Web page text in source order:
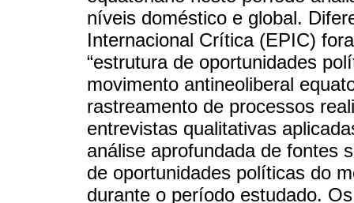
níveis doméstico e global.
Internacional Crítica (EPIC)
“estrutura de oportunidades
movimento antineoliberal
rastreamento de processos
entrevistas qualitativas
análise aprofundada de fontes
de oportunidades políticas do
durante o período estudado.